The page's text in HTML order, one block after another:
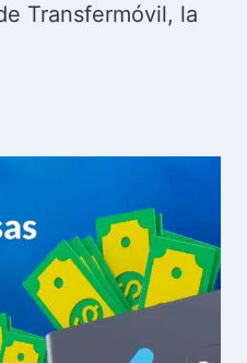
Transfermóvil, la